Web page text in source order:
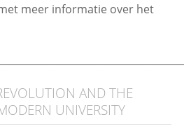
meer informatie over het
AND THE
UNIVERSITY